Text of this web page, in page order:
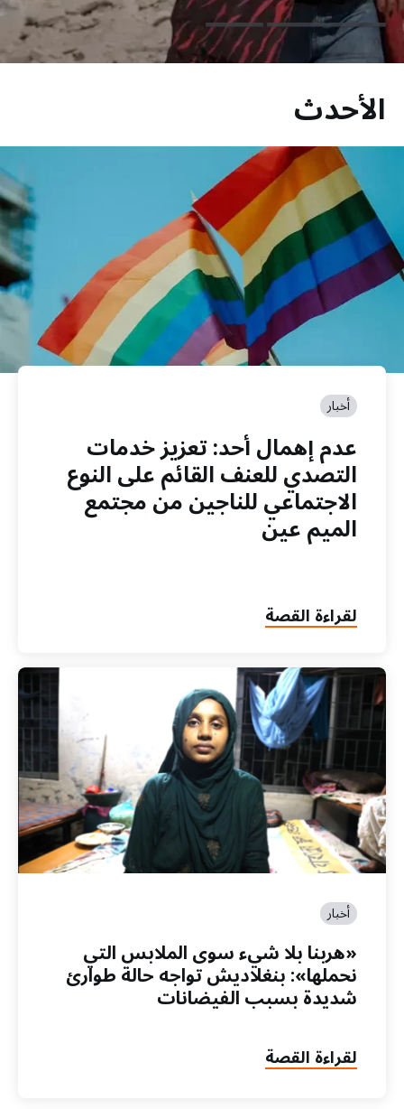
الأحدث
أخبار
عدم إهمال أحد: تعزيز خدمات
التصدي للعنف القائم على النوع
الاجتماعي للناجين من مجتمع
الميم عين
لقراءة القصة
أخبار
«هربنا بلا شيء سوى الملابس التي
نحملها»: بنغلاديش تواجه حالة طوارئ
شديدة بسبب الفيضانات
لقراءة القصة